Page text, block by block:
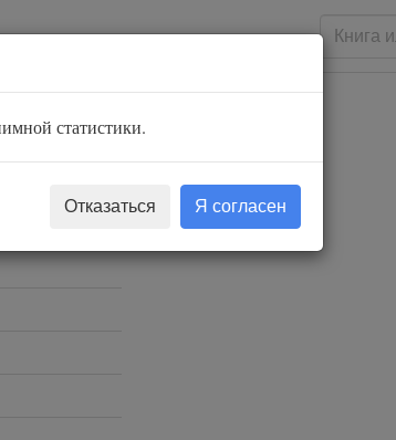
статистики.
Отказаться Я согласен